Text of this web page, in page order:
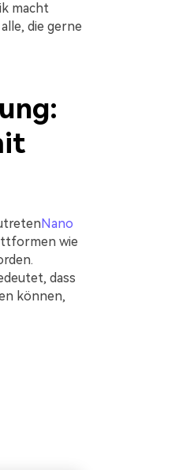
macht
die gerne
Nano
wie
dass
können,